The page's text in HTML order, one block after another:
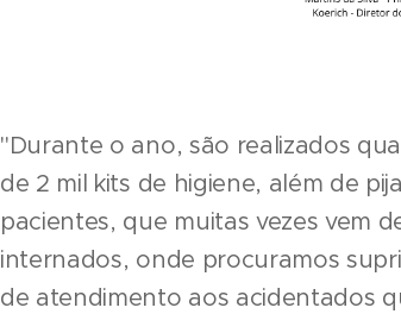
"Durante o ano, são realizados
de 2 mil kits de higiene, além de
pacientes, que muitas vezes vem
internados, onde procuramos
de atendimento aos acidentados